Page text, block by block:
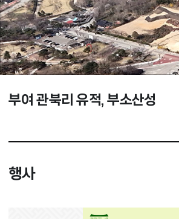
부여 관북리 유적, 부소산성
국립부여문화유산연구소 전경
공주 무령왕릉과 왕릉원 조사전
익산 왕궁리유적
행사